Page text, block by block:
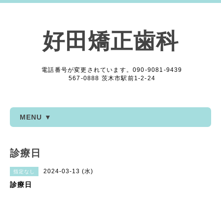
好田矯正歯科
電話番号が変更されています。090-9081-9439
567-0888 茨木市駅前1-2-24
MENU ▼
診療日
指定なし 2024-03-13 (水)
診療日